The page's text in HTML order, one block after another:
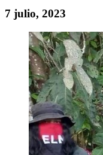
7 julio, 2023